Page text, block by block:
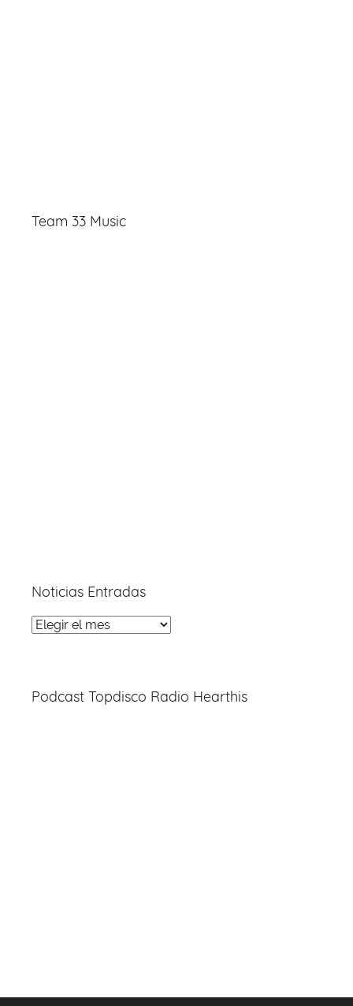
Team 33 Music
Noticias Entradas
Noticias
Podcast Topdisco Radio Hearthis